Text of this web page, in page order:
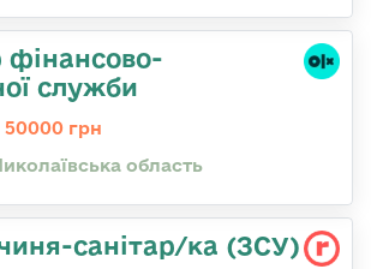
фінансово-
служби
50000 грн
область
санітар/ка (ЗСУ)